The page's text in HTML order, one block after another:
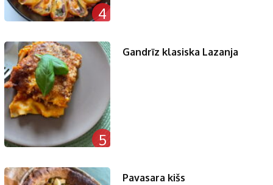
4
5
Gandrīz klasiska Lazanja
Pavasara kišs